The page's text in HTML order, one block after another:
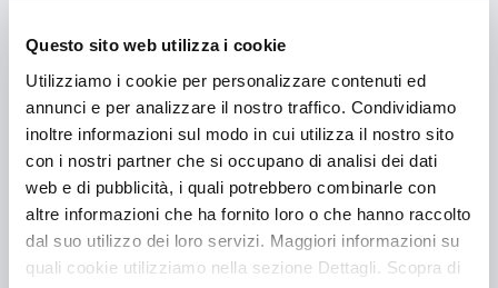
Questo sito web utilizza i cookie
Utilizziamo i cookie per personalizzare contenuti ed
annunci e per analizzare il nostro traffico. Condividiamo
inoltre informazioni sul modo in cui utilizza il nostro sito
con i nostri partner che si occupano di analisi dei dati
web e di pubblicità, i quali potrebbero combinarle con
altre informazioni che ha fornito loro o che hanno raccolto
dal suo utilizzo dei loro servizi. Maggiori informazioni su
quali cookie utilizziamo nella sezione Dettagli. Scopra di
Carlo Acutis
Vittoria è anche sostenere la Fondazione Carlo
Acutis che ha l’obiettivo di ispirare e produrre
una trasformazione positiva del mondo. Per
farlo si impegna in interventi sociali, culturali,
artistici, di ricerca medico-scientifica in Italia e
nel mondo.